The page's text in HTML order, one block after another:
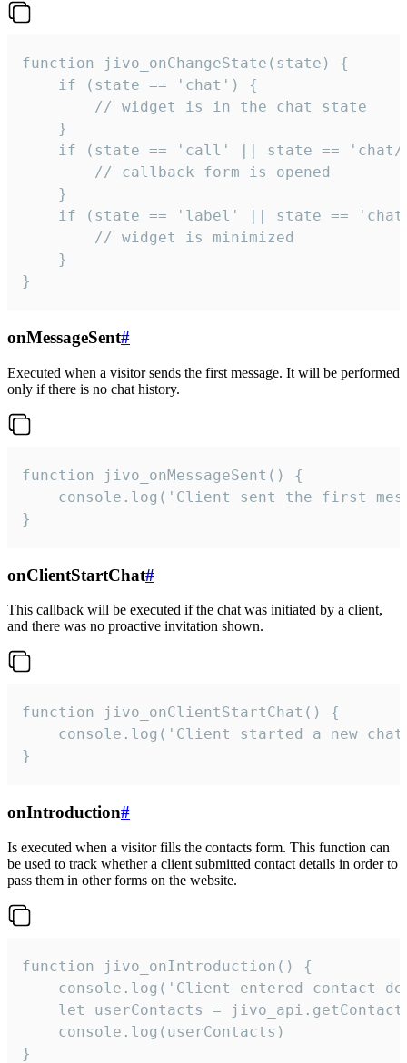
function jivo_onChangeState(state) {
    if (state == 'chat') {
        // widget is in the chat state
    }
if (state == 'call' || state ==
        // callback form is opened
    }
if (state == 'label' || state ==
        // widget is minimized
    }
}
onMessageSent#
Executed when a visitor sends the first message. It will be performed
only if there is no chat history.
function jivo_onMessageSent() {
console.log('Client sent the first
}
onClientStartChat#
This callback will be executed if the chat was initiated by a client,
and there was no proactive invitation shown.
function jivo_onClientStartChat() {
console.log('Client started a new
}
onIntroduction#
Is executed when a visitor fills the contacts form. This function can
be used to track whether a client submitted contact details in order to
pass them in other forms on the website.
function jivo_onIntroduction() {
console.log('Client entered contact
let userContacts =
    console.log(userContacts)
}